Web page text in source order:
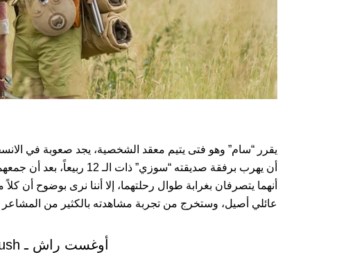
يقرر “سام” وهو فتى يتيم معقد الشخصية، يجد صعوبة في
أن يهرب برفقة صديقته “سوزي”
أنهما يتصرفان بغرابة طوال رحلتهما، إلا أننا نرى بوضوح أن
عائلي أصيل، وستخرج من تجربة مشاهدته بالكثير من المشاعر
أوغست راش ـ August Rush